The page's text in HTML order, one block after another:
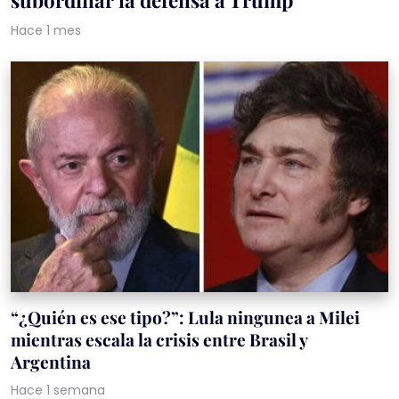
Hace 1 mes
“¿Quién es ese tipo?”: Lula ningunea a Milei
mientras escala la crisis entre Brasil y
Argentina
Hace 1 semana